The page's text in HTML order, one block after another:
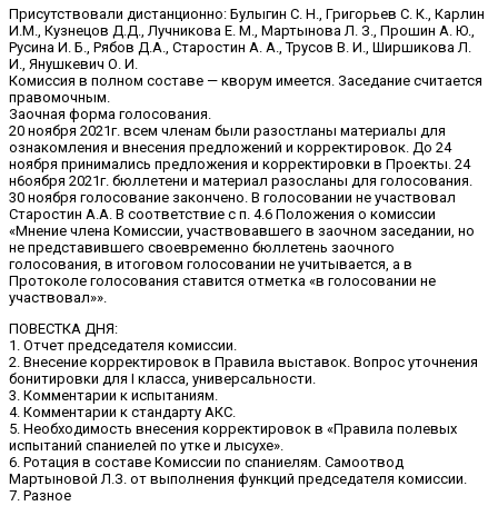
Присутствовали дистанционно: Булыгин С. Н., Григорьев С. К., Карлин
И.М., Кузнецов Д.Д., Лучникова Е. М., Мартынова Л. З., Прошин А. Ю.,
Русина И. Б., Рябов Д.А., Старостин А. А., Трусов В. И., Ширшикова Л.
И., Янушкевич О. И.
Комиссия в полном составе — кворум имеется. Заседание считается
правомочным.
Заочная форма голосования.
20 ноября 2021г. всем членам были разостланы материалы для
ознакомления и внесения предложений и корректировок. До 24
ноября принимались предложения и корректировки в Проекты. 24
н6оября 2021г. бюллетени и материал разосланы для голосования.
30 ноября голосование закончено. В голосовании не участвовал
Старостин А.А. В соответствие с п. 4.6 Положения о комиссии
«Мнение члена Комиссии, участвовавшего в заочном заседании, но
не представившего своевременно бюллетень заочного
голосования, в итоговом голосовании не учитывается, а в
Протоколе голосования ставится отметка «в голосовании не
участвовал»».
ПОВЕСТКА ДНЯ:
1. Отчет председателя комиссии.
2. Внесение корректировок в Правила выставок. Вопрос уточнения
бонитировки для I класса, универсальности.
3. Комментарии к испытаниям.
4. Комментарии к стандарту АКС.
5. Необходимость внесения корректировок в «Правила полевых
испытаний спаниелей по утке и лысухе».
6. Ротация в составе Комиссии по спаниелям. Самоотвод
Мартыновой Л.З. от выполнения функций председателя комиссии.
7. Разное